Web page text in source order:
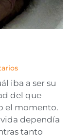
iba a ser su
del que
el momento.
dependía
tanto